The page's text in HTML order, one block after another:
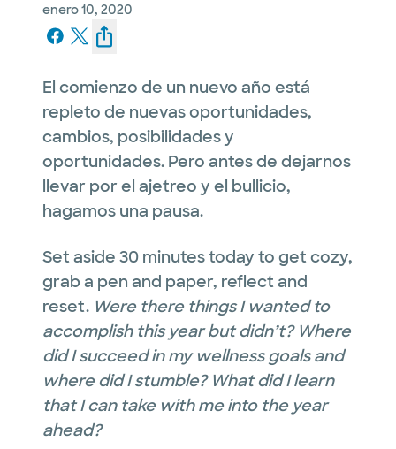
enero 10, 2020
El comienzo de un nuevo año está
repleto de nuevas oportunidades,
cambios, posibilidades y
oportunidades. Pero antes de dejarnos
llevar por el ajetreo y el bullicio,
hagamos una pausa.
Set aside 30 minutes today to get cozy,
grab a pen and paper, reflect and
reset. Were there things I wanted to
accomplish this year but didn’t? Where
did I succeed in my wellness goals and
where did I stumble? What did I learn
that I can take with me into the year
ahead?